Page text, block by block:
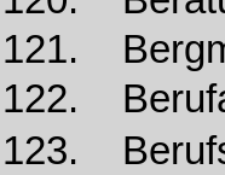
121.
122.
123.